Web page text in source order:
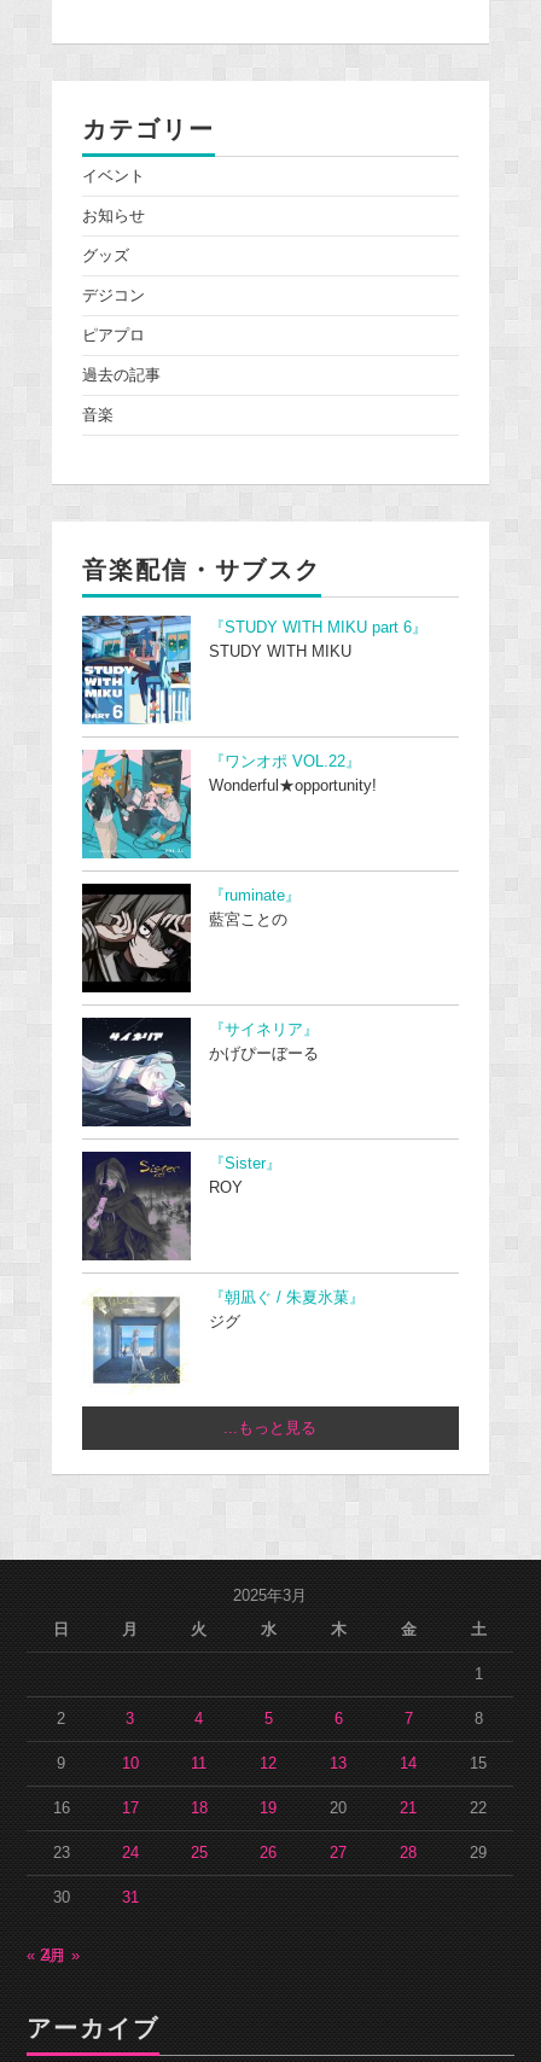
カテゴリー
イベント
お知らせ
グッズ
デジコン
ピアプロ
過去の記事
音楽
音楽配信・サブスク
『STUDY WITH MIKU part 6』
STUDY WITH MIKU
『ワンオポ VOL.22』
Wonderful★opportunity!
『ruminate』
藍宮ことの
『サイネリア』
かげぴーぼーる
『Sister』
ROY
『朝凪ぐ / 朱夏氷菓』
ジグ
...もっと見る
2025年3月
日
月 火 水 木 金 土
1
2 3 4 5 6 7 8
9 10 11 12 13 14 15
16 17 18 19 20 21 22
23 24 25 26 27 28 29
30 31
« 2月4月 »
アーカイブ